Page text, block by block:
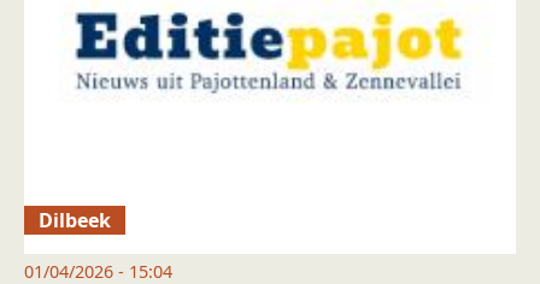
Dilbeek
01/04/2026 - 15:04